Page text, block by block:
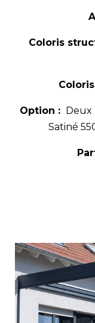
Coloris
Option :
Satiné